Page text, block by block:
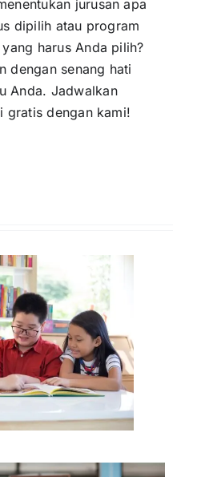
jurusan apa
dipilih atau program
harus Anda pilih?
dengan senang hati
Anda. Jadwalkan
gratis dengan kami!